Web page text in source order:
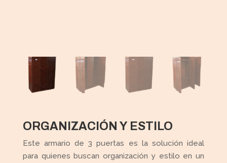
ORGANIZACIÓN Y ESTILO
Este armario de 3 puertas es la solución ideal
para quienes buscan organización y estilo en un